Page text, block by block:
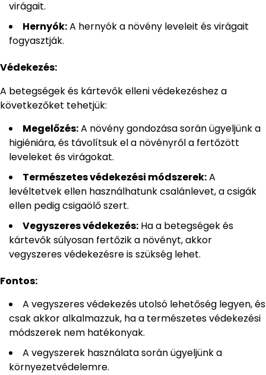
virágait.
Hernyók:A hernyók a növény leveleit és virágait
fogyasztják.
Védekezés:
A betegségek és kártevők elleni védekezéshez a
következőket tehetjük:
Megelőzés:A növény gondozása során ügyeljünk a
higiéniára, és távolítsuk el a növényről a fertőzött
leveleket és virágokat.
Természetes védekezési módszerek:A
levéltetvek ellen használhatunk csalánlevet, a csigák
ellen pedig csigaölő szert.
Vegyszeres védekezés: Ha a betegségek és
kártevők súlyosan fertőzik a növényt, akkor
vegyszeres védekezésre is szükség lehet.
Fontos:
A vegyszeres védekezés utolsó lehetőség legyen, és
csak akkor alkalmazzuk, ha a természetes védekezési
módszerek nem hatékonyak.
A vegyszerek használata során ügyeljünk a
környezetvédelemre.